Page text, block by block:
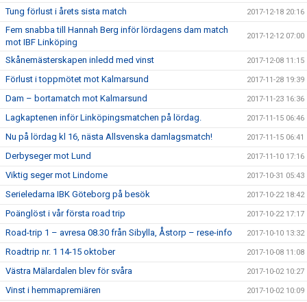
Tung förlust i årets sista match 2017-12-18 20:16
Fem snabba till Hannah Berg inför lördagens dam match
mot IBF Linköping
2017-12-12 07:00
Skånemästerskapen inledd med vinst 2017-12-08 11:15
Förlust i toppmötet mot Kalmarsund 2017-11-28 19:39
Dam – bortamatch mot Kalmarsund 2017-11-23 16:36
Lagkaptenen inför Linköpingsmatchen på lördag. 2017-11-15 06:46
Nu på lördag kl 16, nästa Allsvenska damlagsmatch! 2017-11-15 06:41
Derbyseger mot Lund 2017-11-10 17:16
Viktig seger mot Lindome 2017-10-31 05:43
Serieledarna IBK Göteborg på besök 2017-10-22 18:42
Poänglöst i vår första road trip 2017-10-22 17:17
Road-trip 1 – avresa 08.30 från Sibylla, Åstorp – rese-info 2017-10-10 13:32
Roadtrip nr. 1 14-15 oktober 2017-10-08 11:08
Västra Mälardalen blev för svåra 2017-10-02 10:27
Vinst i hemmapremiären 2017-10-02 10:09